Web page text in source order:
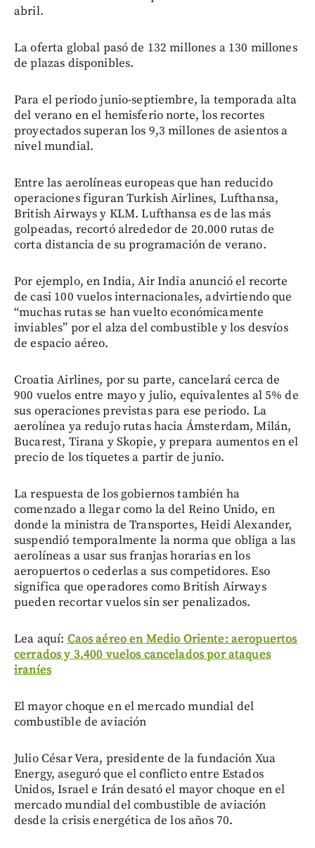
abril.
La oferta global pasó de 132 millones a 130 millones
de plazas disponibles.
Para el periodo junio-septiembre, la temporada alta
del verano en el hemisferio norte, los recortes
proyectados superan los 9,3 millones de asientos a
nivel mundial.
Entre las aerolíneas europeas que han reducido
operaciones figuran Turkish Airlines, Lufthansa,
British Airways y KLM. Lufthansa es de las más
golpeadas, recortó alrededor de 20.000 rutas de
corta distancia de su programación de verano.
Por ejemplo, en India, Air India anunció el recorte
de casi 100 vuelos internacionales, advirtiendo que
“muchas rutas se han vuelto económicamente
inviables” por el alza del combustible y los desvíos
de espacio aéreo.
Croatia Airlines, por su parte, cancelará cerca de
900 vuelos entre mayo y julio, equivalentes al 5% de
sus operaciones previstas para ese periodo. La
aerolínea ya redujo rutas hacia Ámsterdam, Milán,
Bucarest, Tirana y Skopie, y prepara aumentos en el
precio de los tiquetes a partir de junio.
La respuesta de los gobiernos también ha
comenzado a llegar como la del Reino Unido, en
donde la ministra de Transportes, Heidi Alexander,
suspendió temporalmente la norma que obliga a las
aerolíneas a usar sus franjas horarias en los
aeropuertos o cederlas a sus competidores. Eso
significa que operadores como British Airways
pueden recortar vuelos sin ser penalizados.
Lea aquí: Caos aéreo en Medio Oriente: aeropuertos
cerrados y 3.400 vuelos cancelados por ataques
iraníes
El mayor choque en el mercado mundial del
combustible de aviación
Julio César Vera, presidente de la fundación Xua
Energy, aseguró que el conflicto entre Estados
Unidos, Israel e Irán desató el mayor choque en el
mercado mundial del combustible de aviación
desde la crisis energética de los años 70.